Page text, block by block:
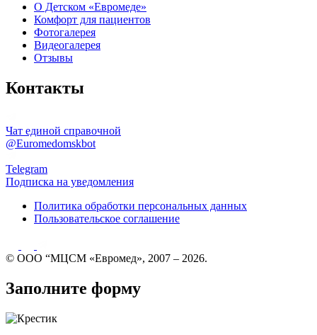
О Детском «Евромеде»
Комфорт для пациентов
Фотогалерея
Видеогалерея
Отзывы
Контакты
Чат единой справочной
@Euromedomskbot
Telegram
Подписка на уведомления
Политика обработки персональных данных
Пользовательское соглашение
© ООО “МЦСМ «Евромед», 2007 – 2026.
Заполните форму